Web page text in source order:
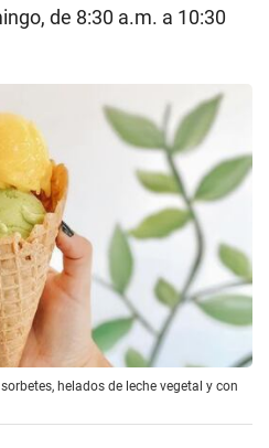
de 8:30 a.m. a 10:30
helados de leche vegetal y con